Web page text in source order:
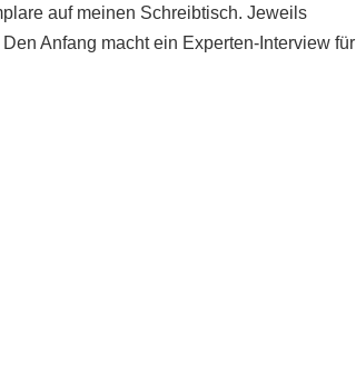
auf meinen Schreibtisch. Jeweils
Anfang macht ein Experten-Interview für